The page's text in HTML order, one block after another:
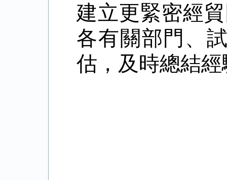
建立更緊密經
各有關部門、
估，及時總結